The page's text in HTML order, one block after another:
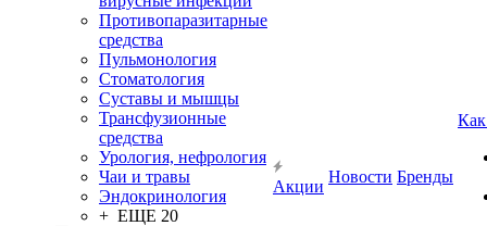
Противопаразитарные
средства
Пульмонология
Стоматология
Суставы и мышцы
Трансфузионные
средства
Урология, нефрология
Чаи и травы
Эндокринология
+ ЕЩЕ 20
Акции
Новости Бренды